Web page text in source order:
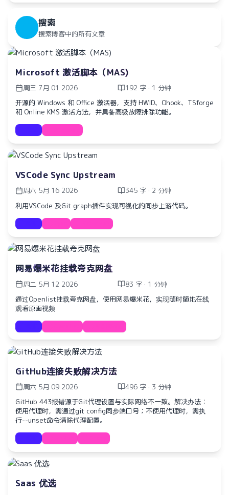
搜索
搜索博客中的所有文章
Microsoft 激活脚本（MAS)
周三 7月 01 2026
192 字 · 1 分钟
开源的 Windows 和 Office 激活器，支持 HWID、Ohook、TSforge
和 Online KMS 激活方法，并具备高级故障排除功能。
VSCode Sync Upstream
周六 5月 16 2026
345 字 · 2 分钟
利用VSCode 及Git graph插件实现可视化的同步上游代码。
网易爆米花挂载夸克网盘
周二 5月 12 2026
83 字 · 1 分钟
通过Openlist挂载夸克网盘，使用网易爆米花，实现随时随地在线
观看原画视频
GitHub连接失败解决方法
周六 5月 09 2026
496 字 · 3 分钟
GitHub 443报错源于Git代理设置与实际网络不一致。解决办法：
使用代理时，需通过git config同步端口号；不使用代理时，需执
行--unset命令清除代理配置。
Saas 优选